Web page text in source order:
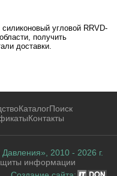
угловой RRVD-
получить
доставки.
КаталогПоиск
Контакты
2010 - 2026 г.
информации